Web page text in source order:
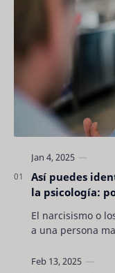
Así puedes
la psicología:
El narcisismo o
a una persona